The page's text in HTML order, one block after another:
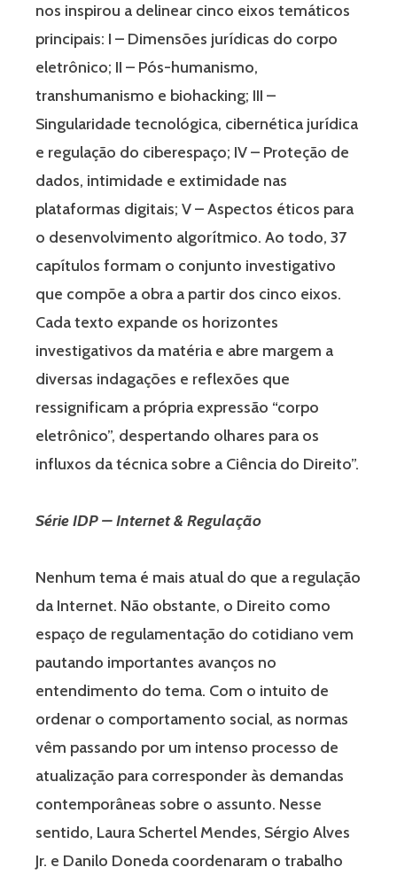
nos inspirou a delinear cinco eixos temáticos
principais: I – Dimensões jurídicas do corpo
eletrônico; II – Pós-humanismo,
transhumanismo e biohacking; III –
Singularidade tecnológica, cibernética jurídica
e regulação do ciberespaço; IV – Proteção de
dados, intimidade e extimidade nas
plataformas digitais; V – Aspectos éticos para
o desenvolvimento algorítmico. Ao todo, 37
capítulos formam o conjunto investigativo
que compõe a obra a partir dos cinco eixos.
Cada texto expande os horizontes
investigativos da matéria e abre margem a
diversas indagações e reflexões que
ressignificam a própria expressão “corpo
eletrônico”, despertando olhares para os
influxos da técnica sobre a Ciência do Direito”.
Série IDP – Internet & Regulação
Nenhum tema é mais atual do que a regulação
da Internet. Não obstante, o Direito como
espaço de regulamentação do cotidiano vem
pautando importantes avanços no
entendimento do tema. Com o intuito de
ordenar o comportamento social, as normas
vêm passando por um intenso processo de
atualização para corresponder às demandas
contemporâneas sobre o assunto. Nesse
sentido, Laura Schertel Mendes, Sérgio Alves
Jr. e Danilo Doneda coordenaram o trabalho